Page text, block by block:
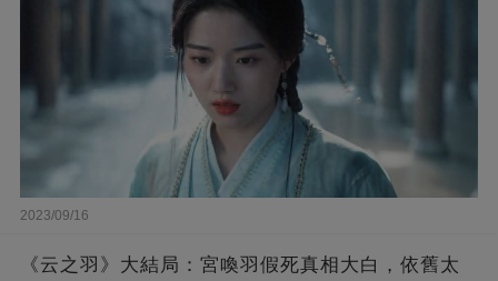
2023/09/16
《云之羽》大結局：宮喚羽假死真相大白，依舊太